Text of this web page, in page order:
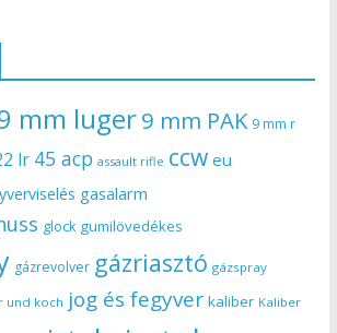
mm luger9 mm PAK 9 mm r
lr 45 acp assault rifle ccw eu
gasalarm
glock gumilövedékes
gázrevolver gázriasztó gázspray
und koch jog és fegyver kaliber Kaliber